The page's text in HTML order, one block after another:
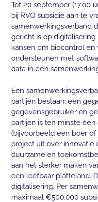
Tot 20 september (17.00
bij RVO subsidie aan te
samenwerkingsverband
gericht is op
kansen om biocontrol
ondersteunen met
data in een
Een
partijen bestaan: een
gegevensgebruiker en
partijen is ten minste
(bijvoorbeeld een boer
project uit over innovatie
duurzame en
aan het sterker maken
een leefbaar platteland.
digitalisering. Per
maximaal €500.000